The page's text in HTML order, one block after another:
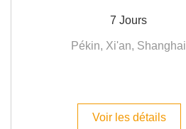
7 Jours
Pékin, Xi'an, Shanghai
Voir les détails